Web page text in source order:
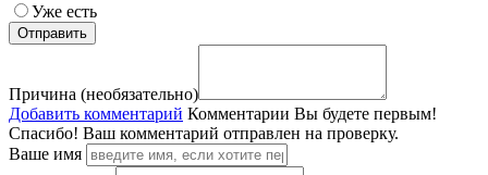
Уже есть
Причина (необязательно)
Добавить комментарий Комментарии Вы будете первым!
Спасибо! Ваш комментарий отправлен на проверку.
Ваше имя